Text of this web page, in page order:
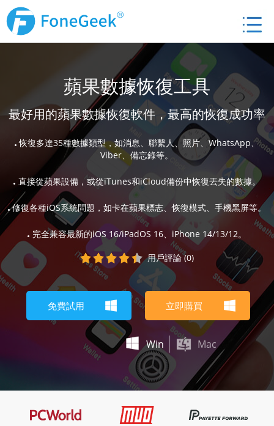
蘋果數據恢復工具
最好用的蘋果數據恢復軟件，最高的恢復成功率
恢復多達35種數據類型，如消息、聯繫人、照片、WhatsApp、
Viber、備忘錄等。
直接從蘋果設備，或從iTunes和iCloud備份中恢復丟失的數據。
修復各種iOS系統問題，如卡在蘋果標志、恢復模式、手機黑屏等。
完全兼容最新的iOS 16/iPadOS 16、iPhone 14/13/12。
用戶評論 (0)
免費試用 立即購買
Win Mac